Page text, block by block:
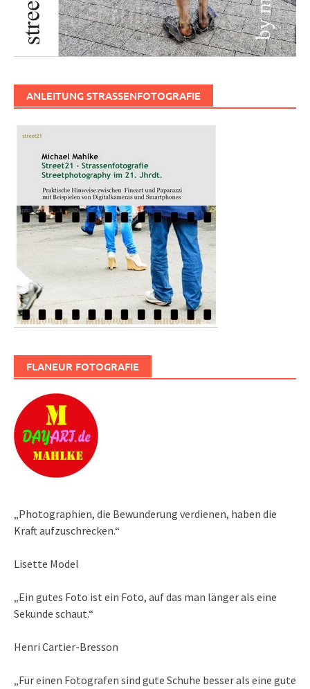
ANLEITUNG STRASSENFOTOGRAFIE
FLANEUR FOTOGRAFIE
„Photographien, die Bewunderung verdienen, haben die
Kraft aufzuschrecken.“
Lisette Model
„Ein gutes Foto ist ein Foto, auf das man länger als eine
Sekunde schaut.“
Henri Cartier-Bresson
„Für einen Fotografen sind gute Schuhe besser als eine gute